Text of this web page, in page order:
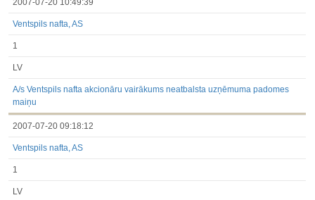
2007-07-20 10:49:39
Ventspils nafta, AS
1
LV
A/s Ventspils nafta akcionāru vairākums neatbalsta uzņēmuma padomes
maiņu
2007-07-20 09:18:12
Ventspils nafta, AS
1
LV